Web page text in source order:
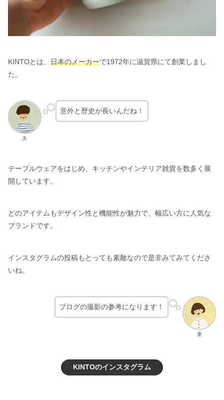
KINTOとは、 日本のメーカーで1972年に滋賀県にて創業しまし
た。
夫
意外と歴史が長いんだね！
テーブルウェアをはじめ、キッチンやインテリア雑貨を数多く展
開しています。
どのアイテムもデザイン性と機能性が魅力で、幅広い方に人気な
ブランドです。
インスタグラムの投稿もとっても素敵なので是非みてみてくださ
いね。
妻
ブログの撮影の参考になります！
KINTOのインスタグラム